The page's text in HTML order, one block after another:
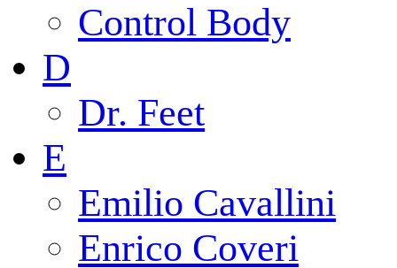
Control Body
D
Dr. Feet
E
Emilio Cavallini
Enrico Coveri